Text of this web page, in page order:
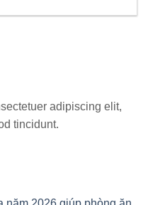
adipiscing elit,
tincidunt.